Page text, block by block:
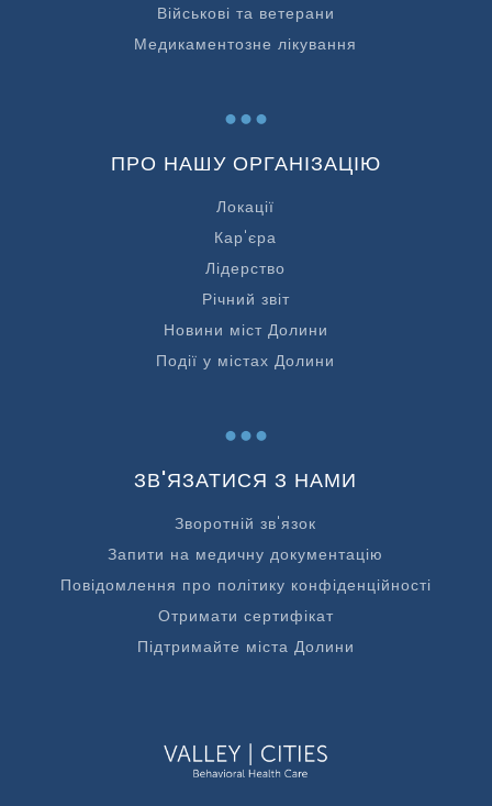
Військові та ветерани
Медикаментозне лікування
...
ПРО НАШУ ОРГАНІЗАЦІЮ
Локації
Кар'єра
Лідерство
Річний звіт
Новини міст Долини
Події у містах Долини
...
ЗВ'ЯЗАТИСЯ З НАМИ
Зворотній зв'язок
Запити на медичну документацію
Повідомлення про політику конфіденційності
Отримати сертифікат
Підтримайте міста Долини